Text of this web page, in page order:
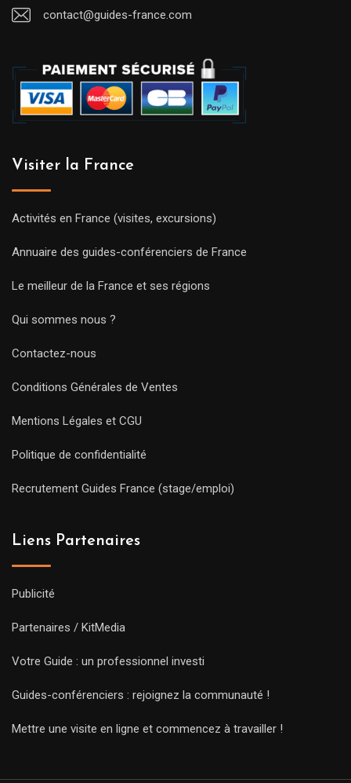
contact@guides-france.com
Visiter la France
Activités en France (visites, excursions)
Annuaire des guides-conférenciers de France
Le meilleur de la France et ses régions
Qui sommes nous ?
Contactez-nous
Conditions Générales de Ventes
Mentions Légales et CGU
Politique de confidentialité
Recrutement Guides France (stage/emploi)
Liens Partenaires
Publicité
Partenaires / KitMedia
Votre Guide : un professionnel investi
Guides-conférenciers : rejoignez la communauté !
Mettre une visite en ligne et commencez à travailler !